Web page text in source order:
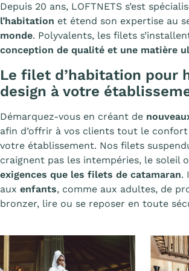
Depuis 20 ans, LOFTNETS s’est
l’habitation et étend son expertise au
monde. Polyvalents, les filets
conception de qualité et une matière
Le filet d’habitation pour
design à votre
Démarquez-vous en créant de
afin d’offrir à vos clients tout le
votre établissement. Nos filets
craignent pas les intempéries, le soleil
exigences que les filets de catamaran.
aux enfants, comme aux adultes, de
bronzer, lire ou se reposer en toute